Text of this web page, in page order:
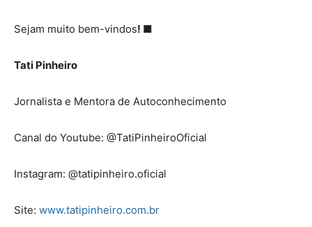
Sejam muito bem-vindos! ■
Tati Pinheiro
Jornalista e Mentora de Autoconhecimento
Canal do Youtube: @TatiPinheiroOficial
Instagram: @tatipinheiro.oficial
Site: www.tatipinheiro.com.br